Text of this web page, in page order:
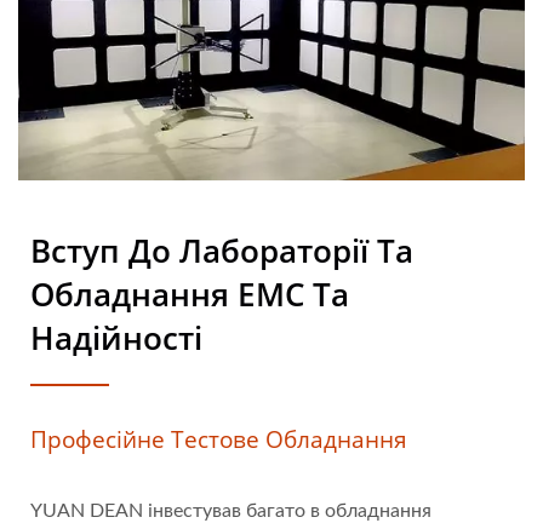
Вступ До Лабораторії Та
Обладнання EMC Та
Надійності
Професійне Тестове Обладнання
YUAN DEAN інвестував багато в обладнання